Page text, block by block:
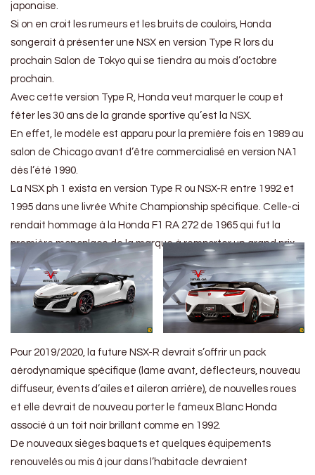
japonaise.
Si on en croit les rumeurs et les bruits de couloirs, Honda
songerait à présenter une NSX en version Type R lors du
prochain Salon de Tokyo qui se tiendra au mois d’octobre
prochain.
Avec cette version Type R, Honda veut marquer le coup et
fêter les 30 ans de la grande sportive qu’est la NSX.
En effet, le modèle est apparu pour la première fois en 1989 au
salon de Chicago avant d’être commercialisé en version NA1
dès l’été 1990.
La NSX ph 1 exista en version Type R ou NSX-R entre 1992 et
1995 dans une livrée White Championship spécifique. Celle-ci
rendait hommage à la Honda F1 RA 272 de 1965 qui fut la
première monoplace de la marque à remporter un grand prix.
Pour 2019/2020, la future NSX-R devrait s’offrir un pack
aérodynamique spécifique (lame avant, déflecteurs, nouveau
diffuseur, évents d’ailes et aileron arrière), de nouvelles roues
et elle devrait de nouveau porter le fameux Blanc Honda
associé à un toit noir brillant comme en 1992.
De nouveaux sièges baquets et quelques équipements
renouvelés ou mis à jour dans l’habitacle devraient